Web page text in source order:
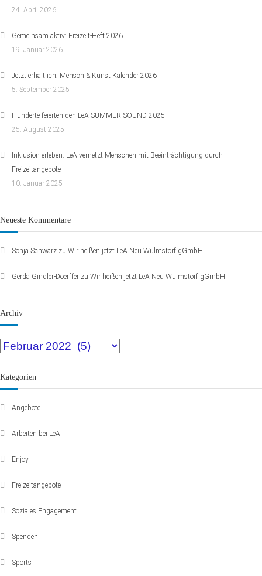
24. April 2026
Gemeinsam aktiv: Freizeit-Heft 2026
19. Januar 2026
Jetzt erhältlich: Mensch & Kunst Kalender 2026
5. September 2025
Hunderte feierten den LeA SUMMER-SOUND 2025
25. August 2025
Inklusion erleben: LeA vernetzt Menschen mit Beeinträchtigung durch
Freizeitangebote
10. Januar 2025
Neueste Kommentare
Sonja Schwarz zu Wir heißen jetzt LeA Neu Wulmstorf gGmbH
Gerda Gindler-Doerffer zu Wir heißen jetzt LeA Neu Wulmstorf gGmbH
Archiv
Kategorien
Angebote
Arbeiten bei LeA
Enjoy
Freizeitangebote
Soziales Engagement
Spenden
Sports